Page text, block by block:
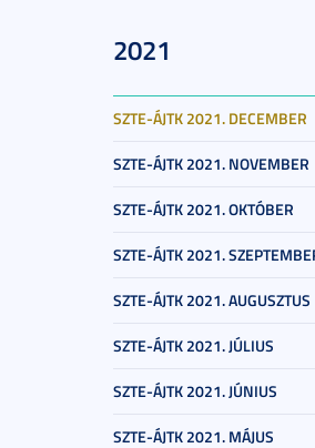
2021
SZTE-ÁJTK 2021. DECEMBER
SZTE-ÁJTK 2021. NOVEMBER
SZTE-ÁJTK 2021. OKTÓBER
SZTE-ÁJTK 2021.
SZTE-ÁJTK 2021. AUGUSZTUS
SZTE-ÁJTK 2021. JÚLIUS
SZTE-ÁJTK 2021. JÚNIUS
SZTE-ÁJTK 2021. MÁJUS